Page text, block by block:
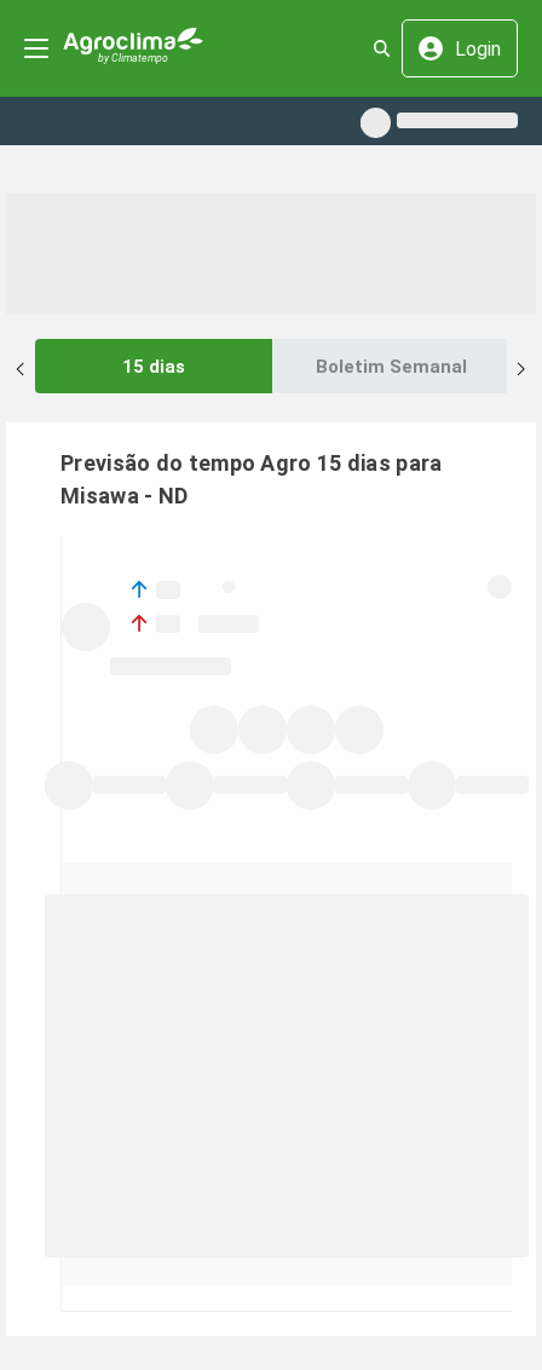
Login
15 dias Boletim Semanal
Previsão do tempo Agro 15 dias para
Misawa - ND